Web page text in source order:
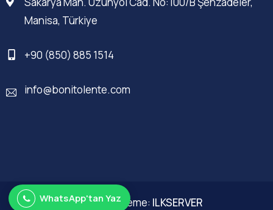
Manisa, Türkiye
+90 (850) 885 1514
info@bonitolente.com
Web Düzenleme: ILKSERVER
WhatsApp'tan Yaz